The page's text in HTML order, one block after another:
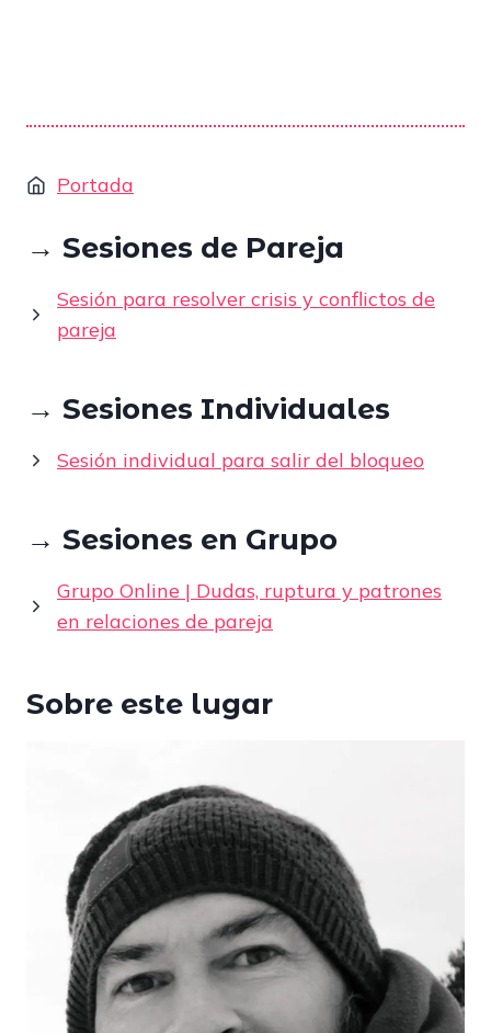
Portada
→ Sesiones de Pareja
Sesión para resolver crisis y conflictos de
pareja
→ Sesiones Individuales
Sesión individual para salir del bloqueo
→ Sesiones en Grupo
Grupo Online | Dudas, ruptura y patrones
en relaciones de pareja
Sobre este lugar